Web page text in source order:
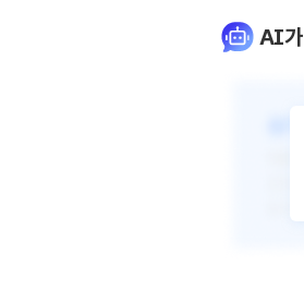
AI가